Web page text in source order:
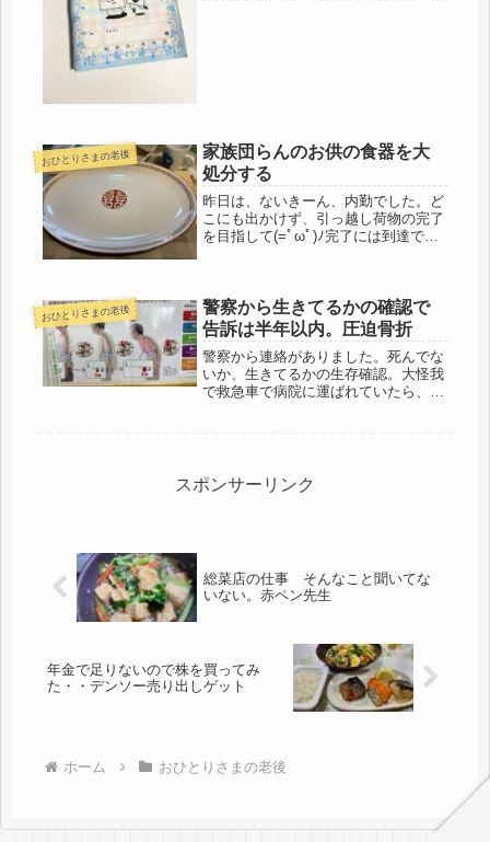
おひとりさまの老後
家族団らんのお供の食器を大
処分する
昨日は、ないきーん、内勤でした。ど
こにも出かけず、引っ越し荷物の完了
を目指して(=ﾟωﾟ)ﾉ完了には到達でき
しこりにしこった銘柄みたいな...
おひとりさまの老後
警察から生きてるかの確認で
告訴は半年以内。圧迫骨折
警察から連絡がありました。死んでな
いか、生きてるかの生存確認。大怪我
で救急車で病院に運ばれていたら、入
マシ...
スポンサーリンク
総菜店の仕事 そんなこと聞いてな
いない。赤ペン先生
年金で足りないので株を買ってみ
た・・デンソー売り出しゲット
ホーム おひとりさまの老後